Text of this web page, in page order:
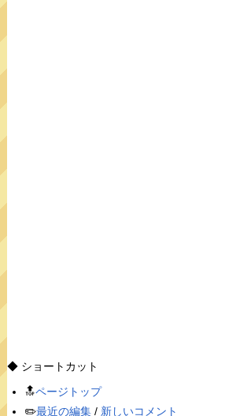
◆ ショートカット
🔝ページトップ
✏️最近の編集/ 新しいコメント